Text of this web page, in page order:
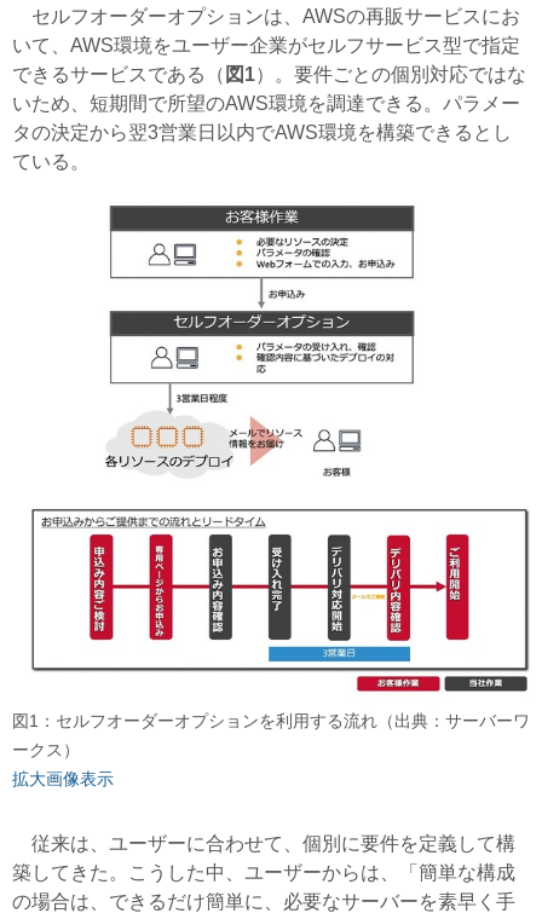
セルフオーダーオプションは、AWSの再販サービスにお
いて、AWS環境をユーザー企業がセルフサービス型で指定
できるサービスである（ 図1）。要件ごとの個別対応ではな
いため、短期間で所望のAWS環境を調達できる。パラメー
タの決定から翌3営業日以内でAWS環境を構築できるとし
ている。
図1：セルフオーダーオプションを利用する流れ（出典：サーバーワ
ークス）
拡大画像表示
従来は、ユーザーに合わせて、個別に要件を定義して構
築してきた。こうした中、ユーザーからは、「簡単な構成
の場合は、できるだけ簡単に、必要なサーバーを素早く手